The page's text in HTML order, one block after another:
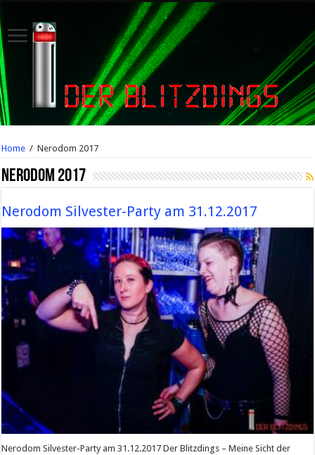
Home / Nerodom 2017
Nerodom 2017
Nerodom Silvester-Party am 31.12.2017
Nerodom Silvester-Party am 31.12.2017 Der Blitzdings – Meine Sicht der